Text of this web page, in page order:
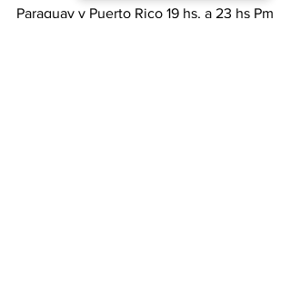
Paraguay y Puerto Rico 19 hs, a 23 hs Pm